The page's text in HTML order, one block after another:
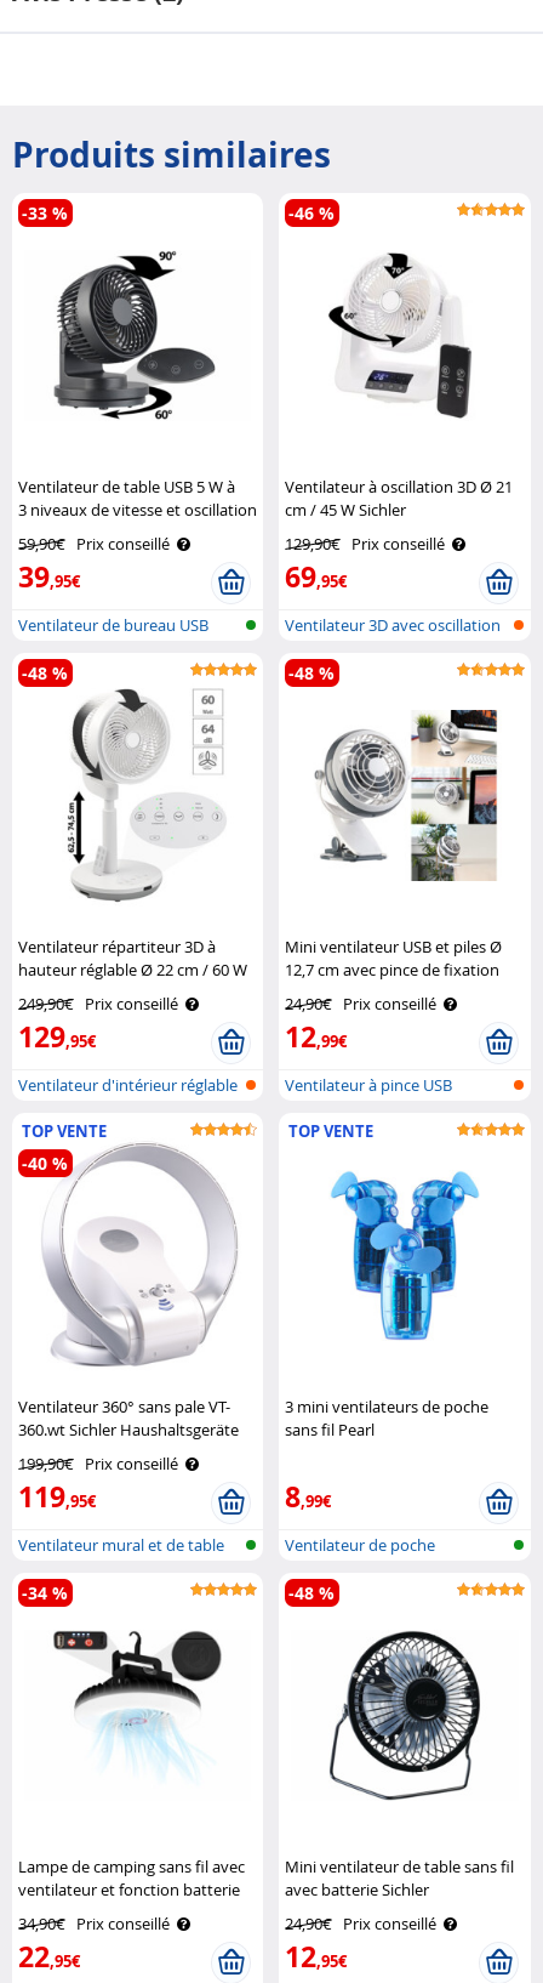
Produits similaires
Ventilateur de table USB 5 W à
3 niveaux de vitesse et oscillation
VT-120.T Sichler Haushaltsgeräte
59,90€ Prix conseillé
39,95€
-33 %
Ventilateur de bureau USB
Ventilateur à oscillation 3D Ø 21
cm / 45 W Sichler
129,90€ Prix conseillé
69,95€
-46 %
Ventilateur 3D avec oscillation
3D
Ventilateur répartiteur 3D à
hauteur réglable Ø 22 cm / 60 W
Sichler Haushaltsgeräte
249,90€ Prix conseillé
129,95€
-48 %
Ventilateur d'intérieur réglable
Mini ventilateur USB et piles Ø
12,7 cm avec pince de fixation
Sichler Haushaltsgeräte
24,90€ Prix conseillé
12,99€
-48 %
Ventilateur à pince USB
TOP VENTE
Ventilateur 360° sans pale VT-
360.wt Sichler Haushaltsgeräte
199,90€ Prix conseillé
119,95€
-40 %
Ventilateur mural et de table
sans ..
TOP VENTE
3 mini ventilateurs de poche
sans fil Pearl
8,99€
Ventilateur de poche
Lampe de camping sans fil avec
ventilateur et fonction batterie
34,90€ Prix conseillé
22,95€
-34 %
Mini ventilateur de table sans fil
avec batterie Sichler
24,90€ Prix conseillé
12,95€
-48 %